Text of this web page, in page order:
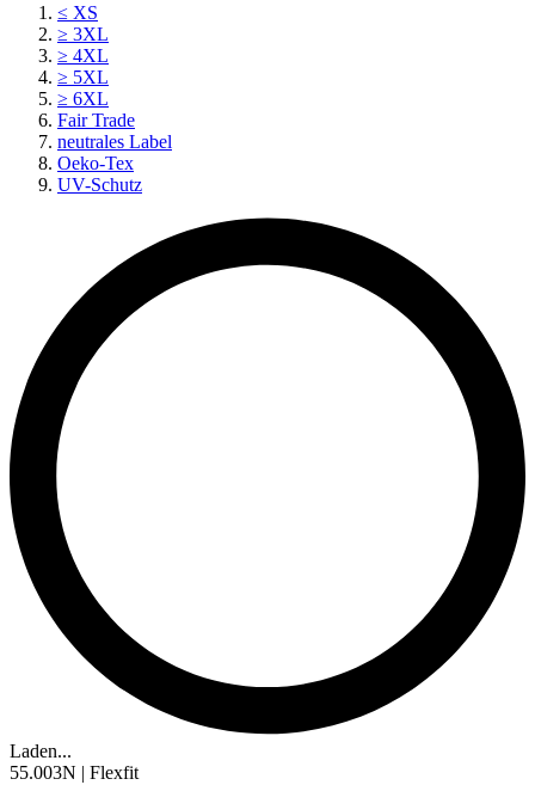
≤ XS
≥ 3XL
≥ 4XL
≥ 5XL
≥ 6XL
Fair Trade
neutrales Label
Oeko-Tex
UV-Schutz
Laden...
55.003N | Flexfit